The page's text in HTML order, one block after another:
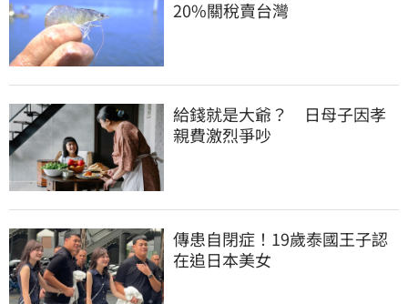
20%關稅賣台灣
給錢就是大爺？　日母子因孝
親費激烈爭吵
傳患自閉症！19歲泰國王子認
在追日本美女